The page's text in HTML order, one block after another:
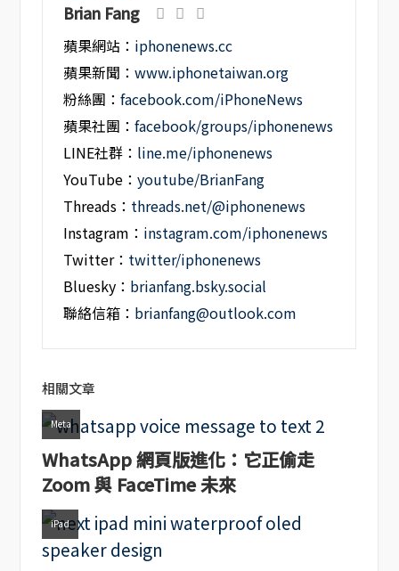
Brian Fang
蘋果網站： iphonenews.cc
蘋果新聞：www.iphonetaiwan.org
粉絲團：facebook.com/iPhoneNews
蘋果社團：facebook/groups/iphonenews
LINE社群： line.me/iphonenews
YouTube：youtube/BrianFang
Threads： threads.net/@iphonenews
Instagram： instagram.com/iphonenews
Twitter： twitter/iphonenews
Bluesky： brianfang.bsky.social
聯絡信箱： brianfang@outlook.com
相關文章
Meta
WhatsApp 網頁版進化：它正偷走
Zoom 與 FaceTime 未來
iPad